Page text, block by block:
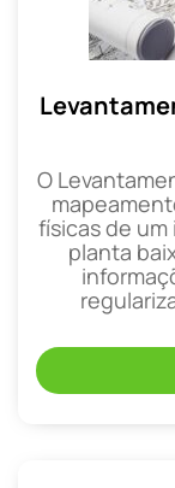
O
físicas de
planta